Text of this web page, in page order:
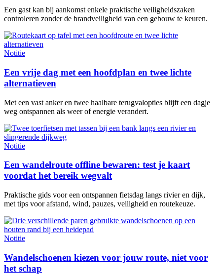
Een gast kan bij aankomst enkele praktische veiligheidszaken
controleren zonder de brandveiligheid van een gebouw te keuren.
Notitie
Een vrije dag met een hoofdplan en twee lichte
alternatieven
Met een vast anker en twee haalbare terugvalopties blijft een dagje
weg ontspannen als weer of energie verandert.
Notitie
Een wandelroute offline bewaren: test je kaart
voordat het bereik wegvalt
Praktische gids voor een ontspannen fietsdag langs rivier en dijk,
met tips voor afstand, wind, pauzes, veiligheid en routekeuze.
Notitie
Wandelschoenen kiezen voor jouw route, niet voor
het schap